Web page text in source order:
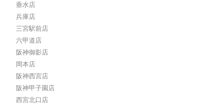
垂水店
兵庫店
三宮駅前店
六甲道店
阪神御影店
岡本店
阪神西宮店
阪神甲子園店
西宮北口店